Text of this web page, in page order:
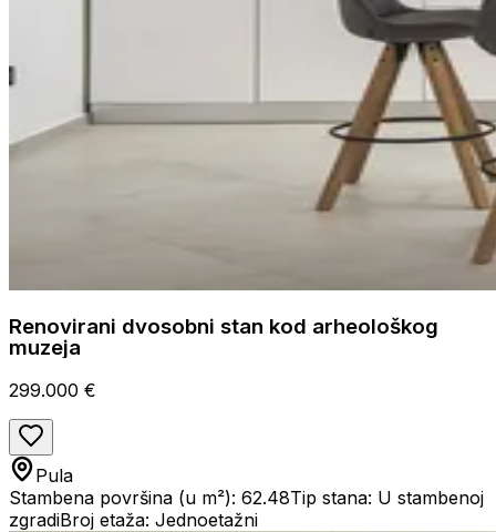
Renovirani dvosobni stan kod arheološkog
muzeja
299.000 €
Pula
Stambena površina (u m²): 62.48Tip stana: U stambenoj
zgradiBroj etaža: Jednoetažni